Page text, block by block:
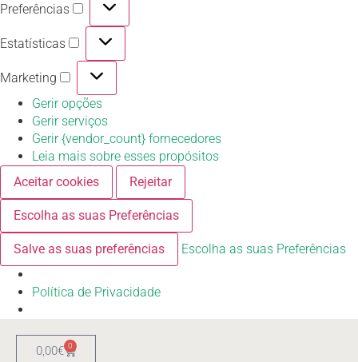
Preferências
Estatísticas
Marketing
Gerir opções
Gerir serviços
Gerir {vendor_count} fornecedores
Leia mais sobre esses propósitos
Aceitar cookies
Rejeitar
Escolha as suas Preferências
Salve as suas preferências Escolha as suas Preferências
Política de Privacidade
0,00€ 0